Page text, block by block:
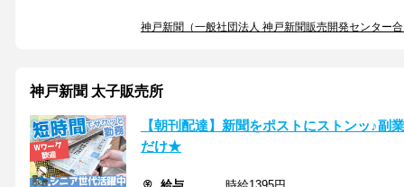
神戸新聞（一般社団法人 神戸新聞販売開発センター
神戸新聞 太子販売所
【朝刊配達】新聞をポストにストンッ♪副
だけ★